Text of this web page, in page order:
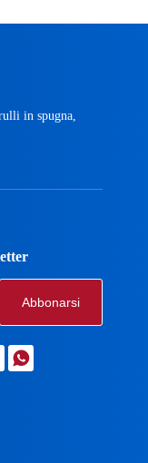
in spugna,
Abbonarsi